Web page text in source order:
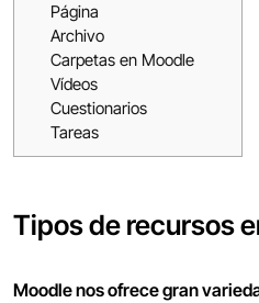
Página
Archivo
Carpetas en Moodle
Vídeos
Cuestionarios
Tareas
Tipos de recursos
Moodle nos ofrece gran